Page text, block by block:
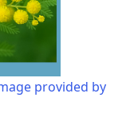
provided by